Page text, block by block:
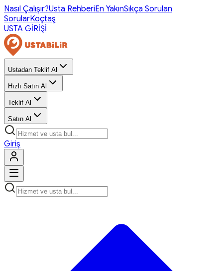
Nasıl Çalışır?Usta RehberiEn YakınSıkça Sorulan
SorularKoçtaş
USTA GİRİŞİ
Ustadan Teklif Al
Hızlı Satın Al
Teklif Al
Satın Al
Giriş